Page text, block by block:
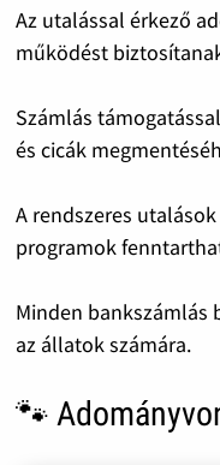
Az utalással érkező
működést
Számlás
és cicák
A rendszeres
programok
Minden bankszámlás
az állatok számára.
🐾